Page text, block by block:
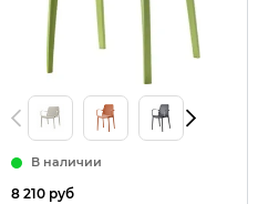
В наличии
8 210 руб